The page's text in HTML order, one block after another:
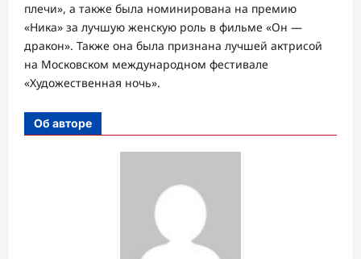
плечи», а также была номинирована на премию
«Ника» за лучшую женскую роль в фильме «Он —
дракон». Также она была признана лучшей актрисой
на Московском международном фестивале
«Художественная ночь».
Об авторе